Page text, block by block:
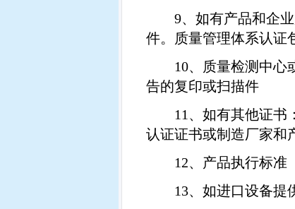
9、如有产品和企
件。质量管理体系认证
10、质量检测中心
告的复印或扫描件
11 、如有其他证书
认证证书或制造厂家和
12、产品执行标准
13、如进口设备提